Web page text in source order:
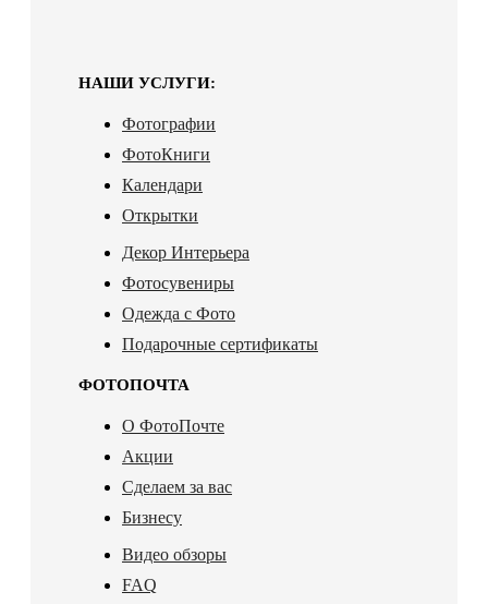
НАШИ УСЛУГИ:
Фотографии
ФотоКниги
Календари
Открытки
Декор Интерьера
Фотосувениры
Одежда с Фото
Подарочные сертификаты
ФОТОПОЧТА
О ФотоПочте
Акции
Сделаем за вас
Бизнесу
Видео обзоры
FAQ